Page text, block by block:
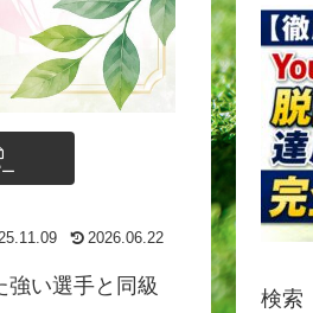
2026.06.22
強い選手と同級
検索